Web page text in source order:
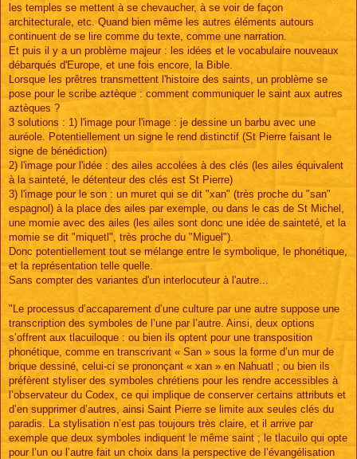
les temples se mettent à se chevaucher, à se voir de façon
architecturale, etc. Quand bien même les autres éléments autours
continuent de se lire comme du texte, comme une narration.
Et puis il y a un problème majeur : les idées et le vocabulaire nouveaux
débarqués d'Europe, et une fois encore, la Bible.
Lorsque les prêtres transmettent l'histoire des saints, un problème se
pose pour le scribe aztèque : comment communiquer le saint aux autres
aztèques ?
3 solutions : 1) l'image pour l'image : je dessine un barbu avec une
auréole. Potentiellement un signe le rend distinctif (St Pierre faisant le
signe de bénédiction)
2) l'image pour l'idée : des ailes accolées à des clés (les ailes équivalent
à la sainteté, le détenteur des clés est St Pierre)
3) l'image pour le son : un muret qui se dit "xan" (très proche du "san"
espagnol) à la place des ailes par exemple, ou dans le cas de St Michel,
une momie avec des ailes (les ailes sont donc une idée de sainteté, et la
momie se dit "miquetl", très proche du "Miguel").
Donc potentiellement tout se mélange entre le symbolique, le phonétique,
et la représentation telle quelle.
Sans compter des variantes d'un interlocuteur à l'autre...
"Le processus d’accaparement d’une culture par une autre suppose une
transcription des symboles de l’une par l’autre. Ainsi, deux options
s’offrent aux tlacuiloque : ou bien ils optent pour une transposition
phonétique, comme en transcrivant « San » sous la forme d’un mur de
brique dessiné, celui-ci se prononçant « xan » en Nahuatl ; ou bien ils
préfèrent styliser des symboles chrétiens pour les rendre accessibles à
l’observateur du Codex, ce qui implique de conserver certains attributs et
d’en supprimer d’autres, ainsi Saint Pierre se limite aux seules clés du
paradis. La stylisation n’est pas toujours très claire, et il arrive par
exemple que deux symboles indiquent le même saint ; le tlacuilo qui opte
pour l’un ou l’autre fait un choix dans la perspective de l’évangélisation